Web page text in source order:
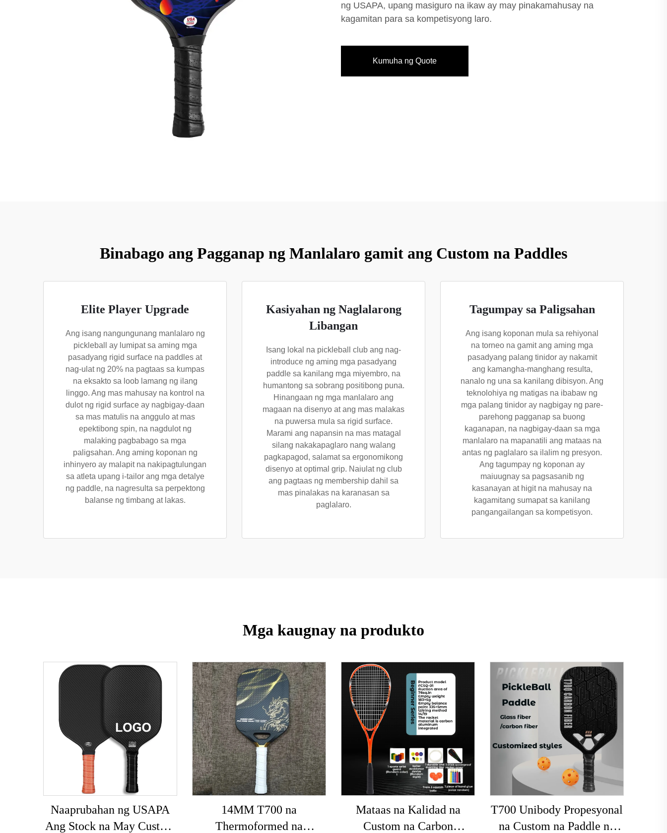
ng USAPA, upang masiguro na ikaw ay may pinakamahusay na
kagamitan para sa kompetisyong laro.
Kumuha ng Quote
Binabago ang Pagganap ng Manlalaro gamit ang Custom na Paddles
Elite Player Upgrade
Ang isang nangungunang manlalaro ng
pickleball ay lumipat sa aming mga
pasadyang rigid surface na paddles at
nag-ulat ng 20% na pagtaas sa kumpas
na eksakto sa loob lamang ng ilang
linggo. Ang mas mahusay na kontrol na
dulot ng rigid surface ay nagbigay-daan
sa mas matulis na anggulo at mas
epektibong spin, na nagdulot ng
malaking pagbabago sa mga
paligsahan. Ang aming koponan ng
inhinyero ay malapit na nakipagtulungan
sa atleta upang i-tailor ang mga detalye
ng paddle, na nagresulta sa perpektong
balanse ng timbang at lakas.
Kasiyahan ng Naglalarong
Libangan
Isang lokal na pickleball club ang nag-
introduce ng aming mga pasadyang
paddle sa kanilang mga miyembro, na
humantong sa sobrang positibong puna.
Hinangaan ng mga manlalaro ang
magaan na disenyo at ang mas malakas
na puwersa mula sa rigid surface.
Marami ang napansin na mas matagal
silang nakakapaglaro nang walang
pagkapagod, salamat sa ergonomikong
disenyo at optimal grip. Naiulat ng club
ang pagtaas ng membership dahil sa
mas pinalakas na karanasan sa
paglalaro.
Tagumpay sa Paligsahan
Ang isang koponan mula sa rehiyonal
na torneo na gamit ang aming mga
pasadyang palang tinidor ay nakamit
ang kamangha-manghang resulta,
nanalo ng una sa kanilang dibisyon. Ang
teknolohiya ng matigas na ibabaw ng
mga palang tinidor ay nagbigay ng pare-
parehong pagganap sa buong
kaganapan, na nagbigay-daan sa mga
manlalaro na mapanatili ang mataas na
antas ng paglalaro sa ilalim ng presyon.
Ang tagumpay ng koponan ay
maiuugnay sa pagsasanib ng
kasanayan at higit na mahusay na
kagamitang sumapat sa kanilang
pangangailangan sa kompetisyon.
Mga kaugnay na produkto
Naaprubahan ng USAPA
Ang Stock na May Custom
14MM T700 na
Thermoformed na
Mataas na Kalidad na
Custom na Carbon
T700 Unibody Propesyonal
na Custom na Paddle ng